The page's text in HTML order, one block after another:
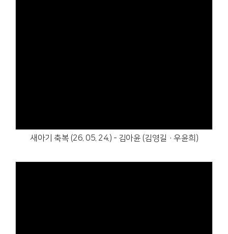
새아기 축복 (26. 05. 24.) - 김아윤 (김영길·우윤희)